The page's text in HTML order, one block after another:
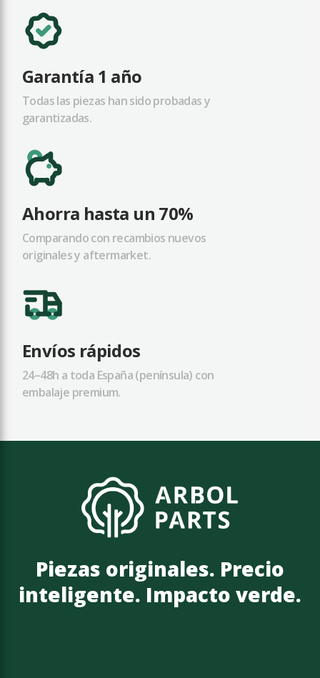
Garantía 1 año
Todas las piezas han sido probadas y
garantizadas.
Ahorra hasta un 70%
Comparando con recambios nuevos
originales y aftermarket.
Envíos rápidos
24–48h a toda España (península) con
embalaje premium.
Piezas originales. Precio
inteligente. Impacto verde.